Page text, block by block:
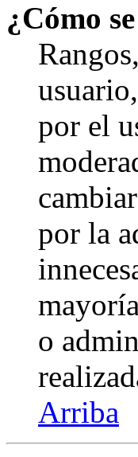
¿Cómo
por el
por la
o
Arriba